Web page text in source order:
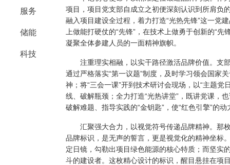
服务
储能
科技
项目，项目党支部自成立之初便深刻认识到所肩负
融入项目建设全过程，着力打造“光热先锋”这一党
上做能打硬仗的“先锋”，在技术上做勇于创新的“
凝聚全体参建人员的一面精神旗帜。
注重理实相融，以实干路径激活品牌价值。 支
通过严格落实“第一议题”制度，及时学习领会国家
神； 将“三会一课”开到技术研讨会现场，以“主题
线、破解瓶颈；全力打造“光热讲堂”，既讲党课，
破解难题、指导实践的“金钥匙”，使“红色引擎”的
汇聚强大合力，以视觉符号传递品牌精神。 那
品牌标识，是无声的誓言，更是视觉化的精神坐标
定日镜，勾勒出项目绿色能源的核心特质；而坚实
斗的建设者。这枚精心设计的标识，醒目悬挂在项